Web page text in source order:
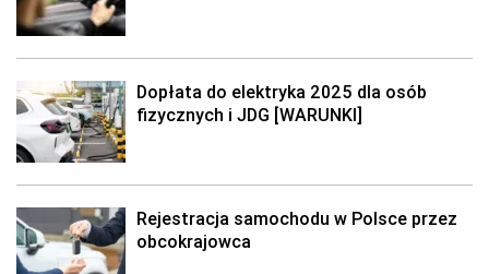
Dopłata do elektryka 2025 dla osób
fizycznych i JDG [WARUNKI]
Rejestracja samochodu w Polsce przez
obcokrajowca